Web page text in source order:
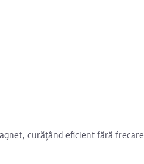
curățând eficient fără frecare